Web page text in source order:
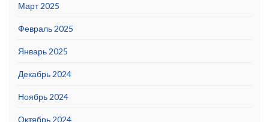
Март 2025
Февраль 2025
Январь 2025
Декабрь 2024
Ноябрь 2024
Октябрь 2024